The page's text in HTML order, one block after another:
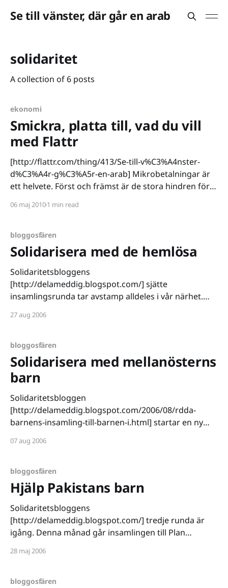
Se till vänster, där går en arab
solidaritet
A collection of 6 posts
ekonomi
Smickra, platta till, vad du vill
med Flattr
[http://flattr.com/thing/413/Se-till-v%C3%A4nster-
d%C3%A4r-g%C3%A5r-en-arab] Mikrobetalningar är
ett helvete. Först och främst är de stora hindren för
och de uppmuntrar till en inlåsning av data. Inget
06 maj 20101 min read
bloggosfären
Solidarisera med de hemlösa
Solidaritetsbloggens
[http://delameddig.blogspot.com/] sjätte
insamlingsrunda tar avstamp alldeles i vår närhet.
Stockholms Stadsmission och dess arbete för
fan av religiöst påverkade hjälporganisationer,
faktum är att skyr dem och det
27 aug 2006
bloggosfären
Solidarisera med mellanösterns
barn
Solidaritetsbloggen
[http://delameddig.blogspot.com/2006/08/rdda-
barnens-insamling-till-barnen-i.html] startar en ny
pengagåvorna åt mellanösterns barn med tanke på
katastrofhjälpen med följande ord. > "Barnen
behöver mat och vatten, mediciner
07 aug 2006
bloggosfären
Hjälp Pakistans barn
Solidaritetsbloggens
[http://delameddig.blogspot.com/] tredje runda är
igång. Denna månad går insamlingen till Plan
de jordbävningsdrabbade i Pakistan. Nytt för den här
du kan med andra ord bidra med vad du
28 maj 2006
bloggosfären